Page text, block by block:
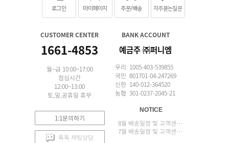
로그인 마이페이지 주문/배송 자주묻는질문
CUSTOMER CENTER
1661-4853
월~금 10:00~17:00
점심시간
12:00~13:00
토,일,공휴일 휴무
1:1문의하기
톡톡 채팅상담
BANK ACCOUNT
예금주 ㈜퍼니엠
우리 1005-403-539855
국민 801701-04-247269
신한 140-012-364520
농협 301-0237-2045-21
NOTICE
8월 배송일정 및 고객센터 업무 안내
7월 배송일정 및 고객센터 업무 안내